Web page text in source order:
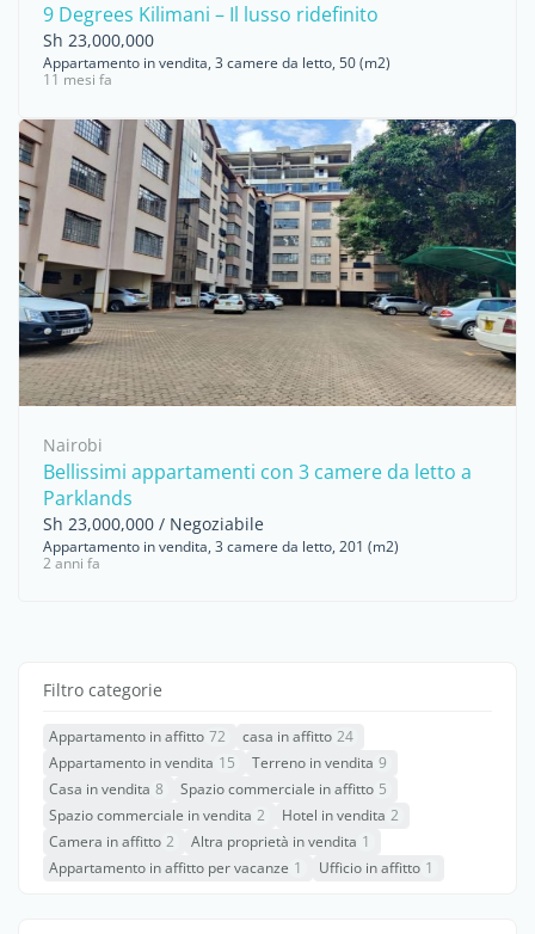
9 Degrees Kilimani – Il lusso ridefinito
Sh 23,000,000
Appartamento in vendita, 3 camere da letto, 50 (m2)
11 mesi fa
Nairobi
Bellissimi appartamenti con 3 camere da letto a
Parklands
Sh 23,000,000 / Negoziabile
Appartamento in vendita, 3 camere da letto, 201 (m2)
2 anni fa
Filtro categorie
Appartamento in affitto 72 casa in affitto 24
Appartamento in vendita 15 Terreno in vendita 9
Casa in vendita 8 Spazio commerciale in affitto 5
Spazio commerciale in vendita 2 Hotel in vendita 2
Camera in affitto 2 Altra proprietà in vendita 1
Appartamento in affitto per vacanze 1 Ufficio in affitto 1